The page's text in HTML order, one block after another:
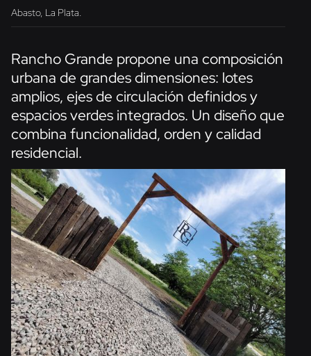
Abasto, La Plata.
Rancho Grande propone una composición
urbana de grandes dimensiones: lotes
amplios, ejes de circulación definidos y
espacios verdes integrados. Un diseño que
combina funcionalidad, orden y calidad
residencial.